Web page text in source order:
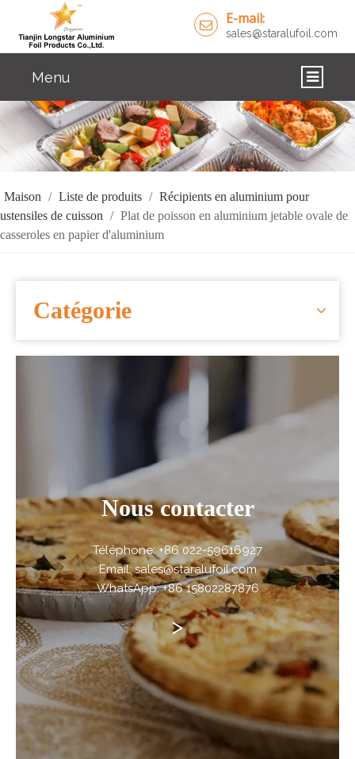
E-mail:
sales@staralufoil.com
Menu
DOMICILE
DES PRODUITS
À PROPOS DE NOUS
Maison / Liste de produits / Récipients en aluminium pour
ustensiles de cuisson / Plat de poisson en aluminium jetable ovale de
casseroles en papier d'aluminium
Catégorie
Nous contacter
Téléphone: +86 022-59616927
Email: sales@staralufoil.com
WhatsApp: +86 15802287876
>